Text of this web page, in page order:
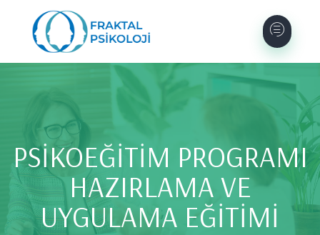
PSİKOEĞİTİM PROGRAMI
HAZIRLAMA VE
UYGULAMA EĞİTİMİ